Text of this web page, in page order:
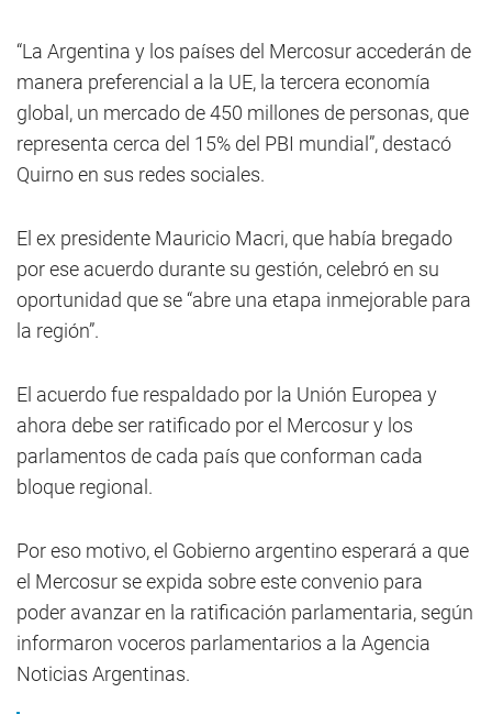
“La Argentina y los países del Mercosur accederán de
manera preferencial a la UE, la tercera economía
global, un mercado de 450 millones de personas, que
representa cerca del 15% del PBI mundial”, destacó
Quirno en sus redes sociales.
El ex presidente Mauricio Macri, que había bregado
por ese acuerdo durante su gestión, celebró en su
oportunidad que se “abre una etapa inmejorable para
la región”.
El acuerdo fue respaldado por la Unión Europea y
ahora debe ser ratificado por el Mercosur y los
parlamentos de cada país que conforman cada
bloque regional.
Por eso motivo, el Gobierno argentino esperará a que
el Mercosur se expida sobre este convenio para
poder avanzar en la ratificación parlamentaria, según
informaron voceros parlamentarios a la Agencia
Noticias Argentinas.